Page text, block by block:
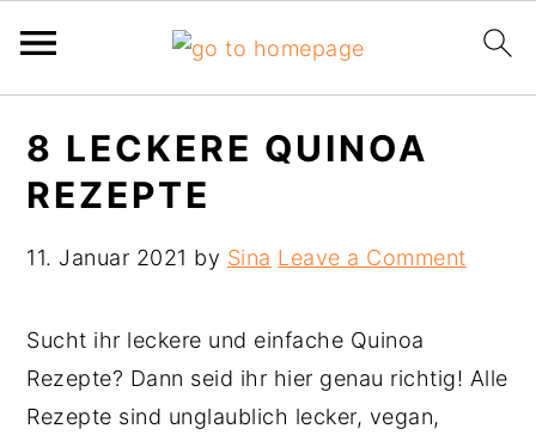
primary
main
primary
8 LECKERE QUINOA
REZEPTE
11. Januar 2021 by Sina Leave a Comment
Sucht ihr leckere und einfache Quinoa
Rezepte? Dann seid ihr hier genau richtig! Alle
Rezepte sind unglaublich lecker, vegan,